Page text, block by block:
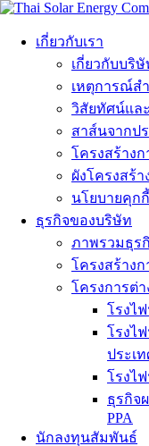
เกี่ยวกับเรา
เกี่ยวกับบริษั
เหตุการณ์ส
วิสัยทัศน์แล
สาส์นจากป
โครงสร้างก
ผังโครงสร้า
นโยบายคุกกี้
ธุรกิจของบริษัท
ภาพรวมธุร
โครงสร้าง
โครงการต่า
โรงไ
โรงไ
ประเ
โรงไ
ธุรกิจ
PPA
นักลงทุนสัมพันธ์